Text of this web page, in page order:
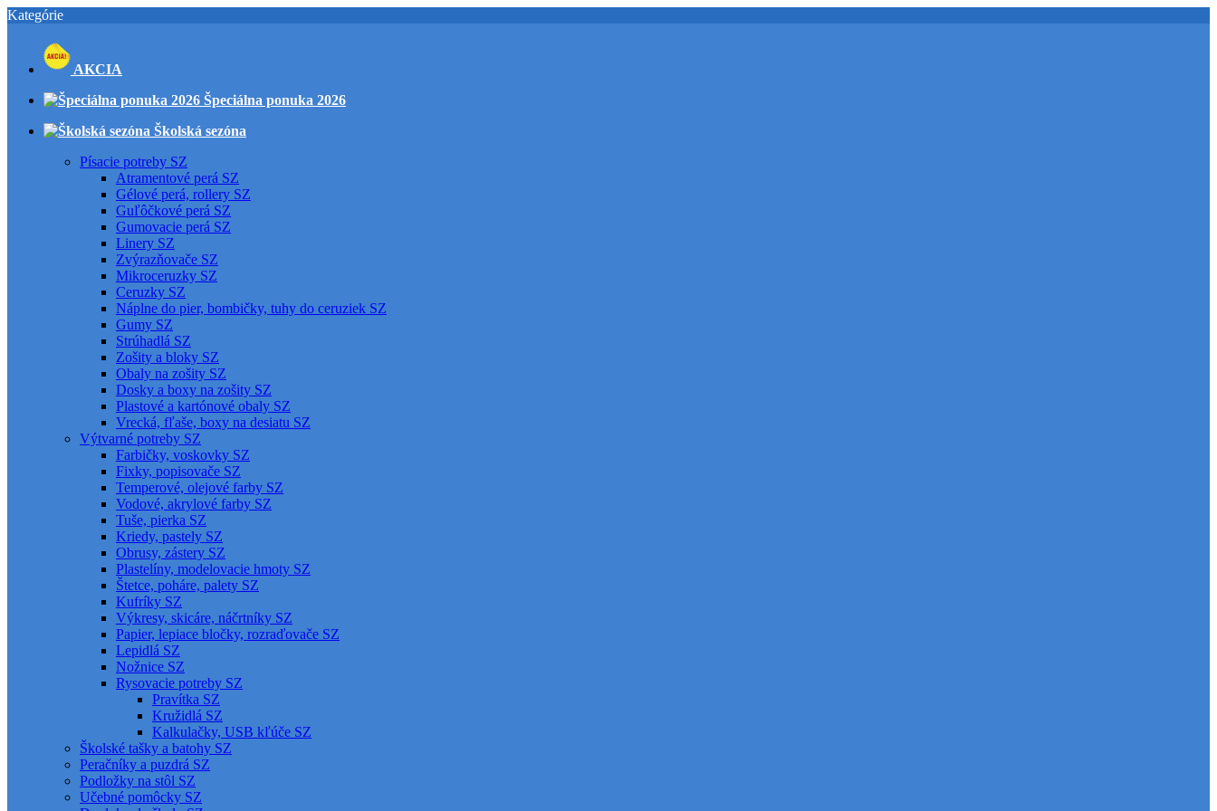
Kategórie
AKCIA
Špeciálna ponuka 2026
Školská sezóna
Písacie potreby SZ
Atramentové perá SZ
Gélové perá, rollery SZ
Guľôčkové perá SZ
Gumovacie perá SZ
Linery SZ
Zvýrazňovače SZ
Mikroceruzky SZ
Ceruzky SZ
Náplne do pier, bombičky, tuhy do ceruziek SZ
Gumy SZ
Strúhadlá SZ
Zošity a bloky SZ
Obaly na zošity SZ
Dosky a boxy na zošity SZ
Plastové a kartónové obaly SZ
Vrecká, fľaše, boxy na desiatu SZ
Výtvarné potreby SZ
Farbičky, voskovky SZ
Fixky, popisovače SZ
Temperové, olejové farby SZ
Vodové, akrylové farby SZ
Tuše, pierka SZ
Kriedy, pastely SZ
Obrusy, zástery SZ
Plastelíny, modelovacie hmoty SZ
Štetce, poháre, palety SZ
Kufríky SZ
Výkresy, skicáre, náčrtníky SZ
Papier, lepiace bločky, rozraďovače SZ
Lepidlá SZ
Nožnice SZ
Rysovacie potreby SZ
Pravítka SZ
Kružidlá SZ
Kalkulačky, USB kľúče SZ
Školské tašky a batohy SZ
Peračníky a puzdrá SZ
Podložky na stôl SZ
Učebné pomôcky SZ